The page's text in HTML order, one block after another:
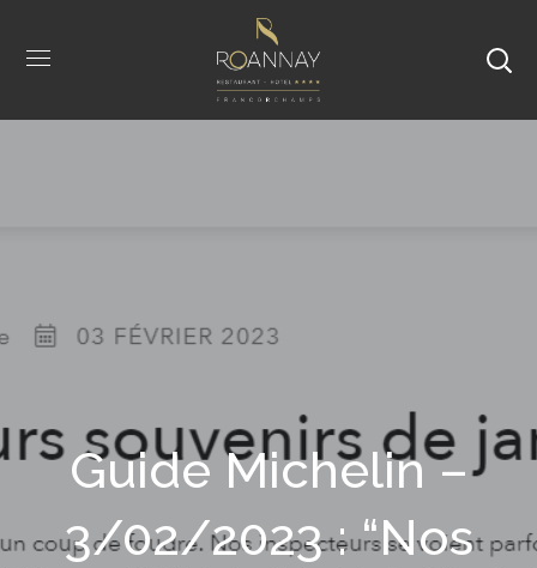
Guide Michelin –
3/02/2023 : “Nos